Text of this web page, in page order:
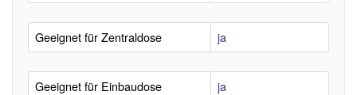
Geeignet für Zentraldose ja
Geeignet für Einbaudose ja